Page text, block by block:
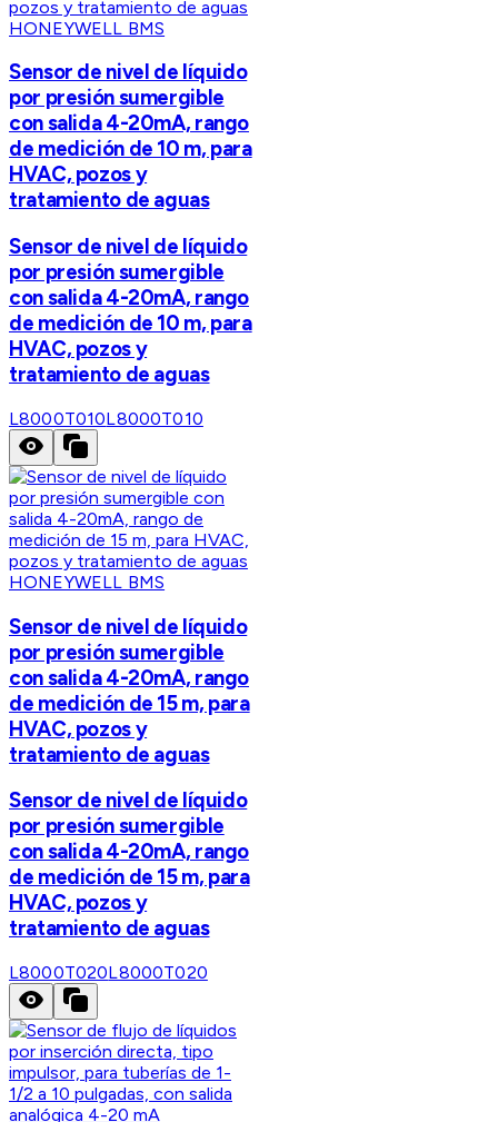
HONEYWELL BMS
Sensor de nivel de líquido
por presión sumergible
con salida 4-20mA, rango
de medición de 10 m, para
HVAC, pozos y
tratamiento de aguas
Sensor de nivel de líquido
por presión sumergible
con salida 4-20mA, rango
de medición de 10 m, para
HVAC, pozos y
tratamiento de aguas
L8000T010L8000T010
HONEYWELL BMS
Sensor de nivel de líquido
por presión sumergible
con salida 4-20mA, rango
de medición de 15 m, para
HVAC, pozos y
tratamiento de aguas
Sensor de nivel de líquido
por presión sumergible
con salida 4-20mA, rango
de medición de 15 m, para
HVAC, pozos y
tratamiento de aguas
L8000T020L8000T020